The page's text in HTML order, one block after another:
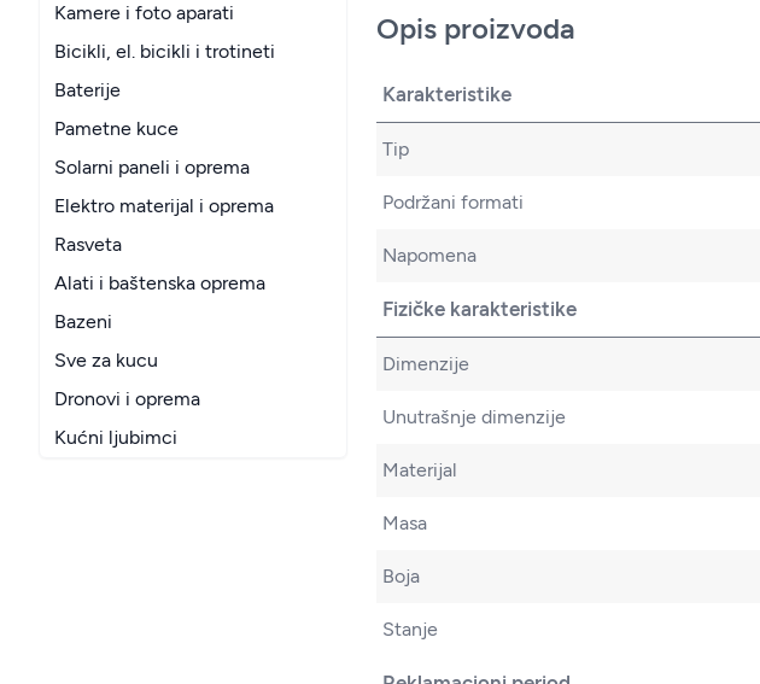
Kamere i foto aparati
Bicikli, el. bicikli i trotineti
Baterije
Pametne kuce
Solarni paneli i oprema
Elektro materijal i oprema
Rasveta
Alati i baštenska oprema
Bazeni
Sve za kucu
Dronovi i oprema
Kućni ljubimci
Opis proizvoda
Karakteristike
Tip
Podržani formati
Napomena
Fizičke karakteristike
Dimenzije
Unutrašnje dimenzije
Materijal
Masa
Boja
Stanje